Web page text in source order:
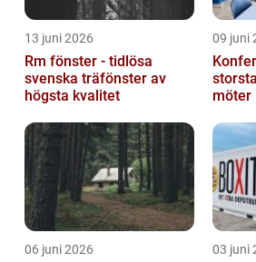
13 juni 2026
Rm fönster - tidlösa
svenska träfönster av
högsta kvalitet
09 juni
möter
06 juni 2026 03 juni